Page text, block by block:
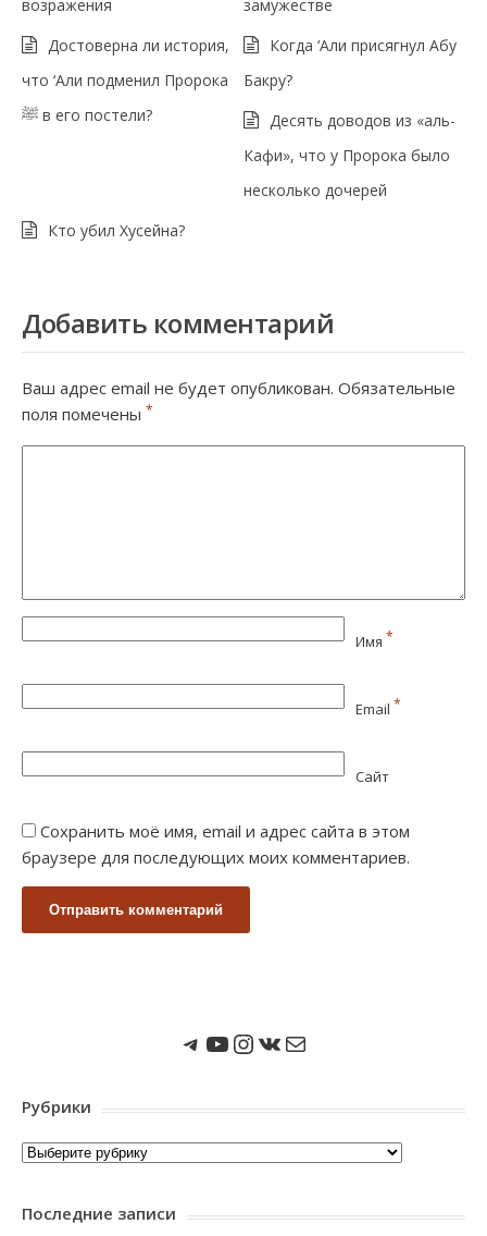
возражения
замужестве
Достоверна ли история,
что ‘Али подменил Пророка
ﷺ в его постели?
Когда ‘Али присягнул Абу
Бакру?
Десять доводов из «аль-
Кафи», что у Пророка было
несколько дочерей
Кто убил Хусейна?
Добавить комментарий
Ваш адрес email не будет опубликован. Обязательные
поля помечены *
Имя *
Email *
Сайт
Сохранить моё имя, email и адрес сайта в этом
браузере для последующих моих комментариев.
Мы в Telegram
Мы на Youtube
Instagram
ВКонтакте
Почта
Рубрики
Рубрики
Последние записи